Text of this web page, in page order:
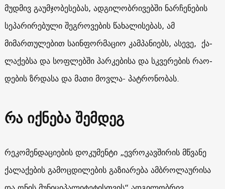
მუდ­მი­ვ გა­უმ­ჯობე­სე­ბას, ადგილობრივებში ნარჩენების
სეპარირებული შეგროვების წახალისებას, ამ
მიმართულებით საინფორმაციო კამპანიებს, ასევე, ქა­
ლა­ქებ­სა და სოფ­ლებ­ში პარ­კე­ბისა და სკვე­რე­ბის რა­ო­
დე­ბის ზრდასა და მა­თი მოვ­ლა-­ პატ­რო­ნო­ბას.
რა იქნება შემდეგ
რეკომენდაციების დოკუმენტი „ევროკავშირის მწვანე
ქალაქების გამოცდილების გაზიარება ამბროლაურისა